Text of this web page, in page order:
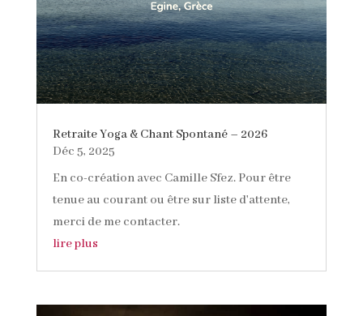
Retraite Yoga & Chant Spontané – 2026
Déc 5, 2025
En co-création avec Camille Sfez. Pour être
tenue au courant ou être sur liste d'attente,
merci de me contacter.
lire plus